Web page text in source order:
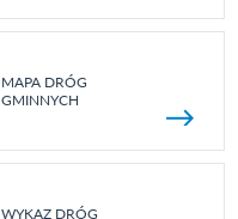
MAPA DRÓG
GMINNYCH
WYKAZ DRÓG